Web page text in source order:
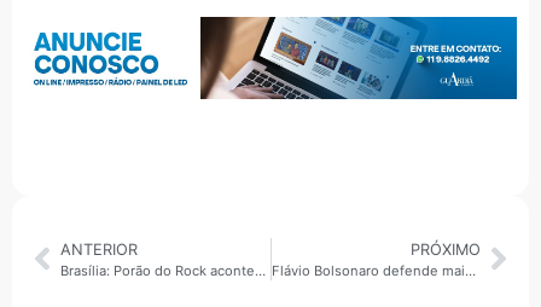
ANTERIOR
Brasília: Porão do Rock acontece nesta semana
PRÓXIMO
Flávio Bolsonaro defende mais poder aos municípios em brasília